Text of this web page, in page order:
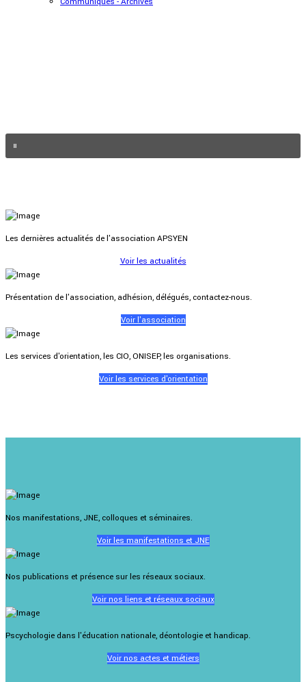
Les dernières actualités de l'association APSYEN
Voir les actualités
Présentation de l'association, adhésion, délégués, contactez-nous.
Voir l'association
Les services d'orientation, les CIO, ONISEP, les organisations.
Voir les services d'orientation
Nos manifestations, JNE, colloques et séminaires.
Voir les manifestations et JNE
Nos publications et présence sur les réseaux sociaux.
Voir nos liens et réseaux sociaux
Pscychologie dans l'éducation nationale, déontologie et handicap.
Voir nos actes et métiers